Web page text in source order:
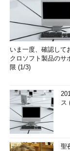
いま一度、確認して
クロソフト製品のサ
限 (1/3)
ス
聖